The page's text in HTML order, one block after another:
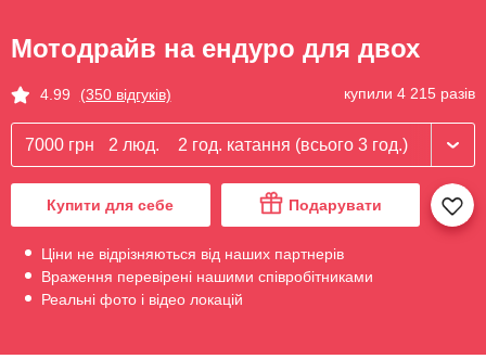
Мотодрайв на ендуро для двох
4.99 (350 відгуків) купили 4 215 разів
7000 грн 2 люд. 2 год. катання (всього 3 год.)
Купити для себе Подарувати
Ціни не відрізняються від наших партнерів
Враження перевірені нашими співробітниками
Реальні фото і відео локацій